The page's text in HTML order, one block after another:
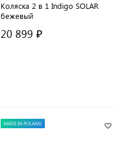
Коляска 2 в 1 Indigo SOLAR
бежевый
20 899 ₽
MADE IN POLAND